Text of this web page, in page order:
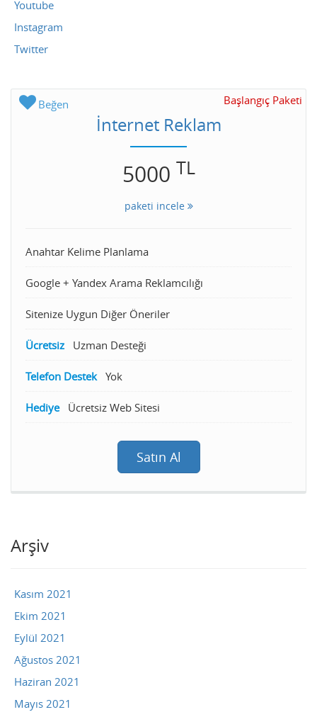
Youtube
Instagram
Twitter
Beğen Başlangıç Paketi
İnternet Reklam
5000 TL
paketi incele
Anahtar Kelime Planlama
Google + Yandex Arama Reklamcılığı
Sitenize Uygun Diğer Öneriler
Ücretsiz Uzman Desteği
Telefon Destek Yok
Hediye Ücretsiz Web Sitesi
Satın Al
Arşiv
Kasım 2021
Ekim 2021
Eylül 2021
Ağustos 2021
Haziran 2021
Mayıs 2021